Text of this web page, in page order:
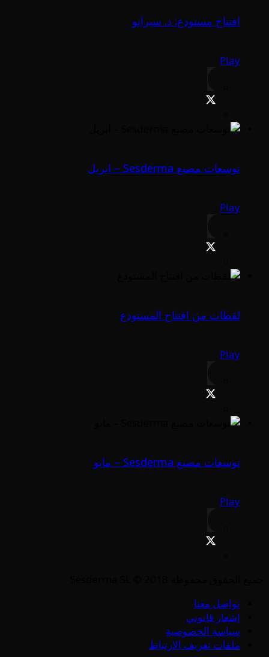
افتتاح مستودع: د. سيرانو
Play
توسعات مصنع Sesderma – ابريل
Play
لقطات من افتتاح المستودع
Play
توسعات مصنع Sesderma – مايو
Play
تواصل معنا
إشعار قانوني
سياسة الخصوصية
ملفات تعريف الارتباط